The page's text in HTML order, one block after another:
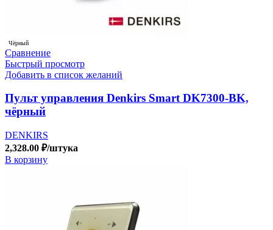
Чёрный
Сравнение
Быстрый просмотр
Добавить в список желаний
Пульт управления Denkirs Smart DK7300-BK,
чёрный
DENKIRS
2,328.00 ₽/штука
В корзину